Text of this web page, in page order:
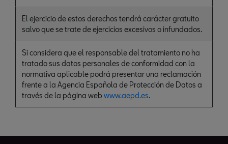
El ejercicio de estos derechos tendrá carácter gratuito
salvo que se trate de ejercicios excesivos o infundados.
Si considera que el responsable del tratamiento no ha
tratado sus datos personales de conformidad con la
normativa aplicable podrá presentar una reclamación
frente a la Agencia Española de Protección de Datos a
través de la página web www.aepd.es.